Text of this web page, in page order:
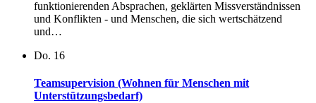
funktionierenden Absprachen, geklärten Missverständnissen
und Konflikten - und Menschen, die sich wertschätzend
und…
Do. 16
Teamsupervision (Wohnen für Menschen mit
Unterstützungsbedarf)